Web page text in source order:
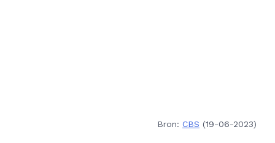
Bron: CBS (19-06-2023)